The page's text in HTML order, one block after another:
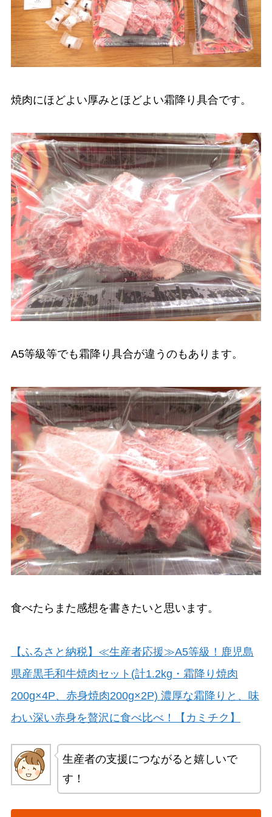
焼肉にほどよい厚みとほどよい霜降り具合です。
A5等級等でも霜降り具合が違うのもあります。
食べたらまた感想を書きたいと思います。
【ふるさと納税】≪生産者応援≫A5等級！鹿児島
県産黒毛和牛焼肉セット(計1.2kg・霜降り焼肉
200g×4P、赤身焼肉200g×2P) 濃厚な霜降りと、味
わい深い赤身を贅沢に食べ比べ！【カミチク】
生産者の支援につながると嬉しいで
す！